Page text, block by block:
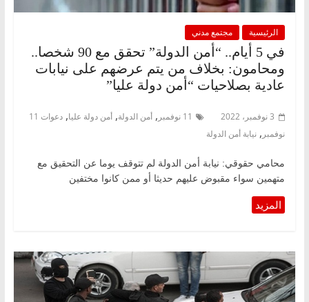
الرئيسية مجتمع مدني
في 5 أيام.. “أمن الدولة” تحقق مع 90 شخصا..
ومحامون: بخلاف من يتم عرضهم على نيابات
عادية بصلاحيات “أمن دولة عليا”
3 نوفمبر، 2022 11 نوفمبر , أمن الدولة, أمن دولة عليا,
دعوات 11
نوفمبر , نيابة أمن الدولة
محامي حقوقي: نيابة أمن الدولة لم تتوقف يوما عن التحقيق مع
متهمين سواء مقبوض عليهم حديثا أو ممن كانوا مختفين